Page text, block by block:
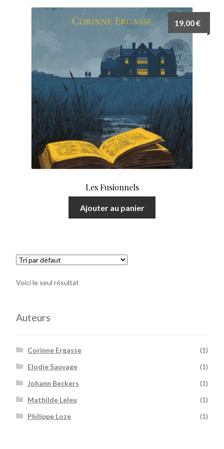
Nous suivre sur facebook
Nous suivre sur Tiktok
Nous suivre sur YouTube
Nous téléphoner
Nous écrire
Les Fusionnels
19,00€
Ajouter au panier
Voici le seul résultat
Auteurs
Corinne Ergasse
(1)
Elodie Sauvage
(1)
Johann Beckers
(1)
Mathilde Leleu
(1)
Philippe Loze
(1)